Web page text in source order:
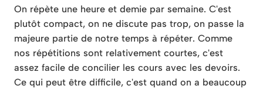
On répète une heure et demie par semaine. C'est
plutôt compact, on ne discute pas trop, on passe la
majeure partie de notre temps à répéter. Comme
nos répétitions sont relativement courtes, c'est
assez facile de concilier les cours avec les devoirs.
Ce qui peut être difficile, c'est quand on a beaucoup